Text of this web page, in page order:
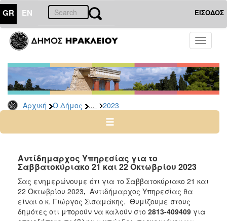
GR EN ΕΙΣΟΔΟΣ
Toggle
Αρχική Ο Δήμος ... 2023
ΔΗΜΟΣ
Δελτία
Τύπου
Αρχείο
2026
2024
2022
2021
2020
2019
Αντίδημαρχος Υπηρεσίας για τo
Σαββατοκύριακο 21 και 22 Οκτωβρίου 2023
Σας ενημερώνουμε ότι για το Σαββατοκύριακο 21 και
22 Οκτωβρίου 2023, Αντιδήμαρχος Υπηρεσίας θα
είναι o κ. Γιώργος Σισαμάκης. Θυμίζουμε στους
δημότες οτι μπορούν να καλούν στο 2813-409409 για